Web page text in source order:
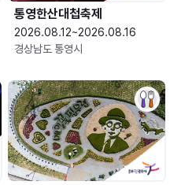
통영한산대첩축제
2026.08.12~2026.08.16
경상남도 통영시